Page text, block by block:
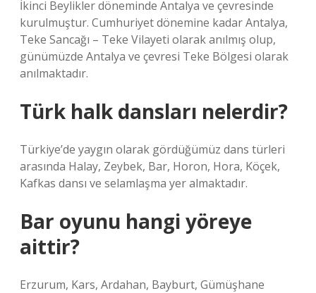
İkinci Beylikler döneminde Antalya ve çevresinde
kurulmuştur. Cumhuriyet dönemine kadar Antalya,
Teke Sancağı – Teke Vilayeti olarak anılmış olup,
günümüzde Antalya ve çevresi Teke Bölgesi olarak
anılmaktadır.
Türk halk dansları nelerdir?
Türkiye’de yaygın olarak gördüğümüz dans türleri
arasında Halay, Zeybek, Bar, Horon, Hora, Köçek,
Kafkas dansı ve selamlaşma yer almaktadır.
Bar oyunu hangi yöreye
aittir?
Erzurum, Kars, Ardahan, Bayburt, Gümüşhane